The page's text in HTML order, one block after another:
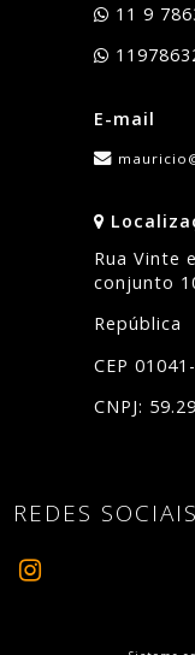
11 9
E-mail
Rua Vinte
conjunto
República
CEP
CNPJ:
REDES SOCIAIS